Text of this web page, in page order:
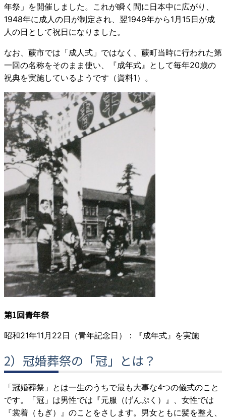
年祭」を開催しました。これが瞬く間に日本中に広がり、
1948年に成人の日が制定され、翌1949年から1月15日が成
人の日として祝日になりました。
なお、蕨市では「成人式」ではなく、蕨町当時に行われた第
一回の名称をそのまま使い、『成年式』として毎年20歳の
祝典を実施しているようです（資料1）。
第1回青年祭
昭和21年11月22日（青年記念日）：『成年式』を実施
2）冠婚葬祭の「冠」とは？
「冠婚葬祭」とは一生のうちで最も大事な4つの儀式のこと
です。「冠」は男性では『元服（げんぷく）』、女性では
『裳着（もぎ）』のことをさします。男女ともに髪を整え、